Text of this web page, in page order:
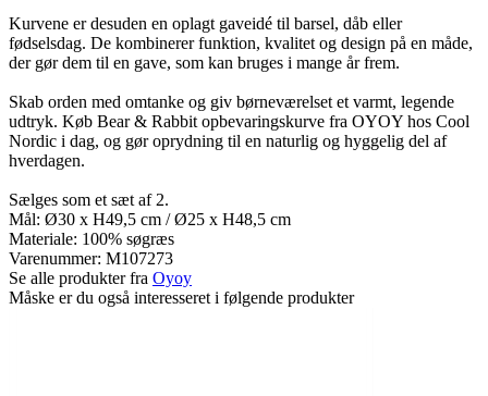
Kurvene er desuden en oplagt gaveidé til barsel, dåb eller
fødselsdag. De kombinerer funktion, kvalitet og design på en måde,
der gør dem til en gave, som kan bruges i mange år frem.
Skab orden med omtanke og giv børneværelset et varmt, legende
udtryk. Køb Bear & Rabbit opbevaringskurve fra OYOY hos Cool
Nordic i dag, og gør oprydning til en naturlig og hyggelig del af
hverdagen.
Sælges som et sæt af 2.
Mål: Ø30 x H49,5 cm / Ø25 x H48,5 cm
Materiale: 100% søgræs
Varenummer: M107273
Se alle produkter fra Oyoy
Måske er du også interesseret i følgende produkter